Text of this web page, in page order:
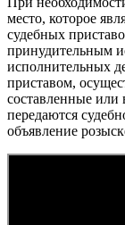
место, которое
судебных
принудительным
исполнительных
приставом,
составленные или
передаются
объявление